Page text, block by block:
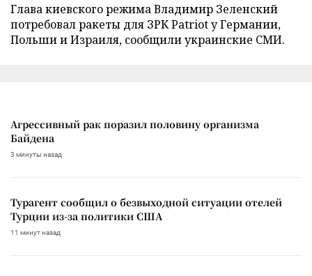
Глава киевского режима Владимир Зеленский
потребовал ракеты для ЗРК Patriot у Германии,
Польши и Израиля, сообщили украинские СМИ.
Агрессивный рак поразил половину организма
Байдена
3 минуты назад
Турагент сообщил о безвыходной ситуации отелей
Турции из-за политики США
11 минут назад